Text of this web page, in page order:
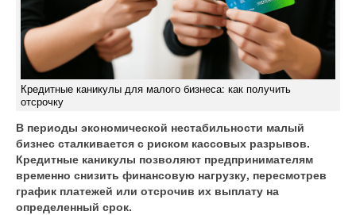
Кредитные каникулы для малого бизнеса: как получить
отсрочку
В периоды экономической нестабильности малый
бизнес сталкивается с риском кассовых разрывов.
Кредитные каникулы позволяют предпринимателям
временно снизить финансовую нагрузку, пересмотрев
график платежей или отсрочив их выплату на
определенный срок.